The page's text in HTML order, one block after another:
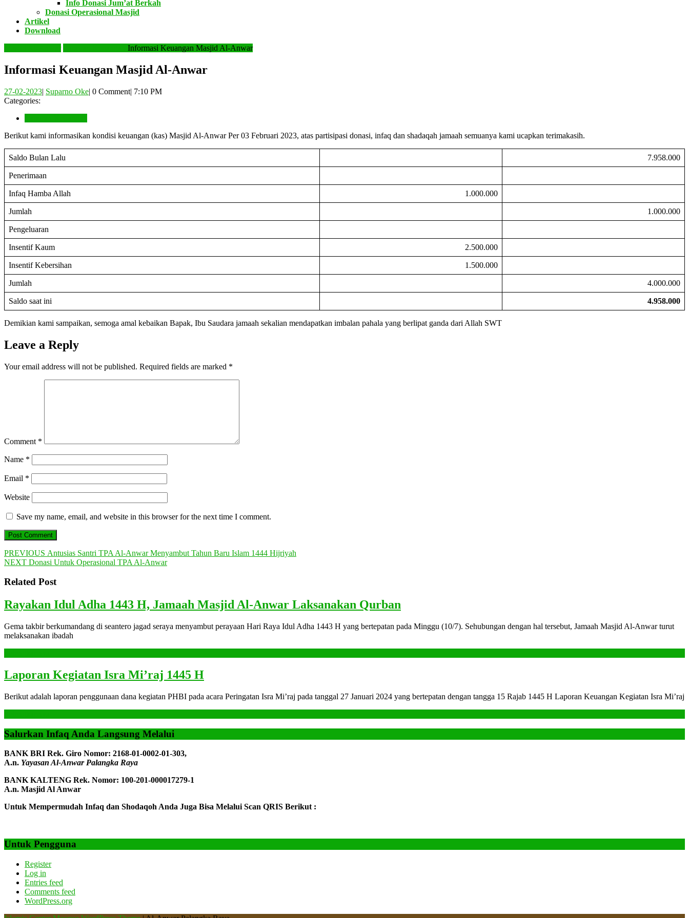
Info Donasi Jum’at Berkah
Donasi Operasional Masjid
Artikel
Download
Informasi Keuangan Masjid Al-Anwar
Informasi Keuangan Masjid Al-Anwar
27-02-202327-
| Suparno OkeSuparno
| 0 Comment| 7:10 PM
Categories:
Berikut kami informasikan kondisi keuangan (kas) Masjid Al-Anwar Per 03 Februari 2023, atas partisipasi donasi, infaq dan shadaqah jamaah semuanya kami ucapkan terimakasih.
Saldo Bulan Lalu 7.958.000
Penerimaan
Infaq Hamba Allah 1.000.000
Jumlah 1.000.000
Pengeluaran
Insentif Kaum 2.500.000
Insentif Kebersihan 1.500.000
Jumlah 4.000.000
Saldo saat ini 4.958.000
Demikian kami sampaikan, semoga amal kebaikan Bapak, Ibu Saudara jamaah sekalian mendapatkan imbalan pahala yang berlipat ganda dari Allah SWT
Leave a Reply
Your email address will not be published. Required fields are marked *
Comment *
Name *
Email *
Website
Save my name, email, and website in this browser for the next time I comment.
Post
navigation
PREVIOUS Previous
post:
Antusias Santri TPA Al-Anwar Menyambut Tahun Baru Islam 1444 Hijriyah
NEXT Next
Donasi Untuk Operasional TPA Al-Anwar
Related Post
Rayakan Idul Adha 1443 H, Jamaah Masjid Al-Anwar Laksanakan Qurban
Adha
1443
H,
Al-
Laksanakan
Qurban
Gema takbir berkumandang di seantero jagad seraya menyambut perayaan Hari Raya Idul Adha 1443 H yang bertepatan pada Minggu (10/7). Sehubungan dengan hal tersebut, Jamaah Masjid Al-Anwar turut
melaksanakan ibadah
Laporan Kegiatan Isra Mi’raj 1445 HLaporan
Isra
Mi’raj
1445
H
Berikut adalah laporan penggunaan dana kegiatan PHBI pada acara Peringatan Isra Mi’raj pada tanggal 27 Januari 2024 yang bertepatan dengan tangga 15 Rajab 1445 H Laporan Keuangan Kegiatan Isra Mi’raj
Salurkan Infaq Anda Langsung Melalui
BANK BRI Rek. Giro Nomor: 2168-01-0002-01-303,
A.n. Yayasan Al-Anwar Palangka Raya
BANK KALTENG Rek. Nomor: 100-201-000017279-1
A.n. Masjid Al Anwar
Untuk Mempermudah Infaq dan Shodaqoh Anda Juga Bisa Melalui Scan QRIS Berikut :
Untuk Pengguna
Register
Log in
Entries feed
Comments feed
WordPress.org